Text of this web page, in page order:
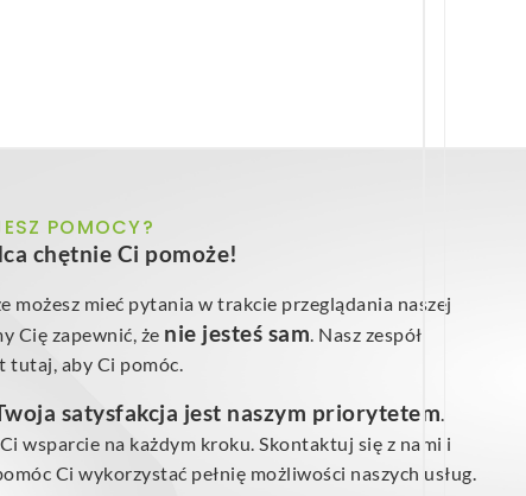
POMOCY?
chętnie Ci pomoże!
możesz mieć pytania w trakcie przeglądania naszej
Cię zapewnić, że nie jesteś sam. Nasz zespół
tutaj, aby Ci pomóc.
satysfakcja jest naszym priorytetem.
wsparcie na każdym kroku. Skontaktuj się z nami i
Ci wykorzystać pełnię możliwości naszych usług.